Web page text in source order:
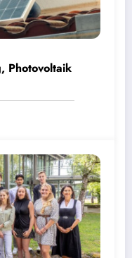
im August
Photovoltaik